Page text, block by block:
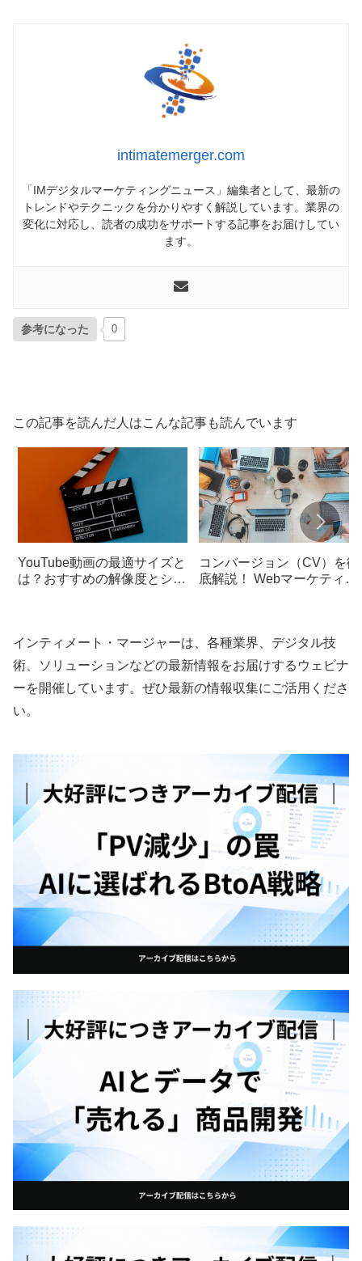
intimatemerger.com
「IMデジタルマーケティングニュース」編集者として、最新の
トレンドやテクニックを分かりやすく解説しています。業界の
変化に対応し、読者の成功をサポートする記事をお届けしてい
ます。
参考になった 0
この記事を読んだ人はこんな記事も読んでいます
YouTube動画の最適サイズと
は？おすすめの解像度とショ
コンバージョン（CV）を徹
底解説！ Webマーケティン
インティメート・マージャーは、各種業界、デジタル技
術、ソリューションなどの最新情報をお届けするウェビナ
ーを開催しています。ぜひ最新の情報収集にご活用くださ
い。